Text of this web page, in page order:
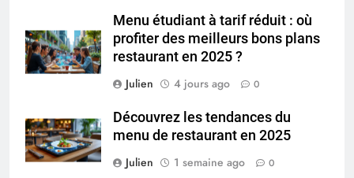
Menu étudiant à tarif réduit : où
profiter des meilleurs bons plans
restaurant en 2025 ?
Julien
4 jours ago 0
Découvrez les tendances du
menu de restaurant en 2025
Julien
1 semaine ago 0